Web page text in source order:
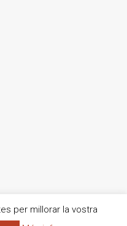
per millorar la vostra